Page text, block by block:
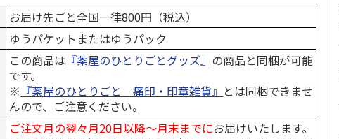
お届け先ごと全国一律800円（税込）
ゆうパケットまたはゆうパック
この商品は 『薬屋のひとりごとグッズ』 の商品と同梱が可能
です。
※ 『薬屋のひとりごと 痛印・印章雑貨』 とは同梱できませ
んので、ご注意ください。
ご注文月の翌々月20日以降～月末までにお届けいたします。